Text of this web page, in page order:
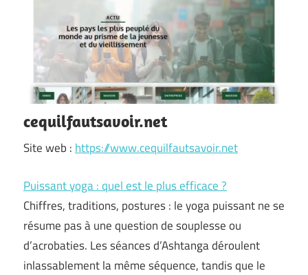
cequilfautsavoir.net
Site web : https://www.cequilfautsavoir.net
Puissant yoga : quel est le plus efficace ?
Chiffres, traditions, postures : le yoga puissant ne se
résume pas à une question de souplesse ou
d’acrobaties. Les séances d’Ashtanga déroulent
inlassablement la même séquence, tandis que le